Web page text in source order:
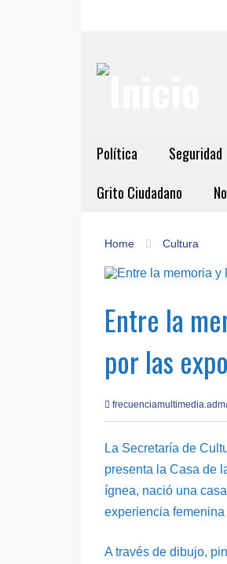
Política Seguridad
Grito Ciudadano
Home Cultura
Entre la
por las
La Secretaría de
presenta la Casa de
ígnea, nació una
experiencia
A través de dibujo,